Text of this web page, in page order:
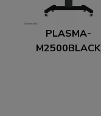
PLASMA-
M2500BLACK